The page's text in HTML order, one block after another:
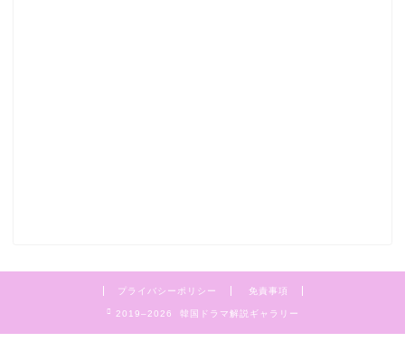
プライバシーポリシー 免責事項
2019–2026 韓国ドラマ解説ギャラリー